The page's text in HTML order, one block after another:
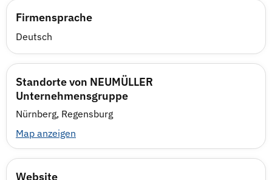
Firmensprache
Deutsch
Standorte von NEUMÜLLER
Unternehmensgruppe
Nürnberg, Regensburg
Map anzeigen
Website